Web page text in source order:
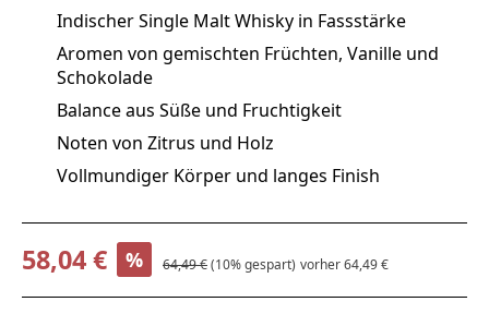
Indischer Single Malt Whisky in Fassstärke
Aromen von gemischten Früchten, Vanille und
Schokolade
Balance aus Süße und Fruchtigkeit
Noten von Zitrus und Holz
Vollmundiger Körper und langes Finish
Verkaufspreis:
58,04 € % Regulärer Preis:
64,49 €(10% gespart) vorher 64,49 €